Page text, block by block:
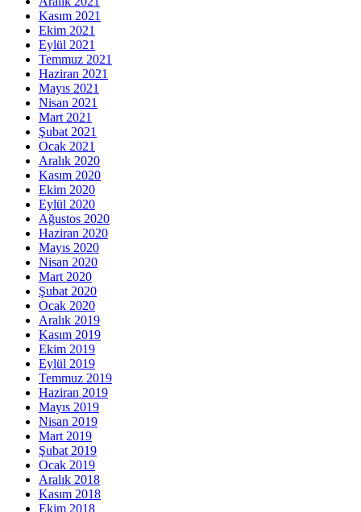
Kasım 2021
Ekim 2021
Eylül 2021
Temmuz 2021
Haziran 2021
Mayıs 2021
Nisan 2021
Mart 2021
Şubat 2021
Ocak 2021
Aralık 2020
Kasım 2020
Ekim 2020
Eylül 2020
Ağustos 2020
Haziran 2020
Mayıs 2020
Nisan 2020
Mart 2020
Şubat 2020
Ocak 2020
Aralık 2019
Kasım 2019
Ekim 2019
Eylül 2019
Temmuz 2019
Haziran 2019
Mayıs 2019
Nisan 2019
Mart 2019
Şubat 2019
Ocak 2019
Aralık 2018
Kasım 2018
Ekim 2018